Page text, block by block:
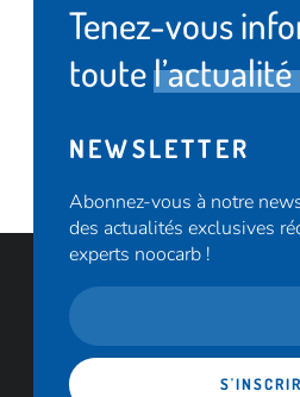
Tenez-vous
toute
NEWSLETTER
Abonnez-vous à notre
des actualités exclusives
experts noocarb !